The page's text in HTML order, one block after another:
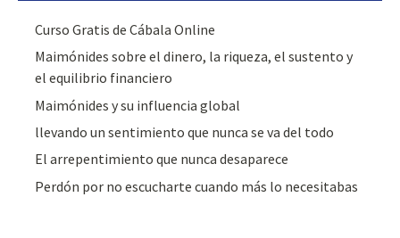
Curso Gratis de Cábala Online
Maimónides sobre el dinero, la riqueza, el sustento y
el equilibrio financiero
Maimónides y su influencia global
llevando un sentimiento que nunca se va del todo
El arrepentimiento que nunca desaparece
Perdón por no escucharte cuando más lo necesitabas